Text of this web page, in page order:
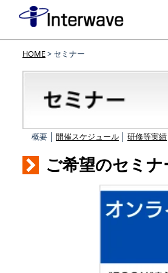
HOME> セミナー
概要 │ 開催スケジュール 研修等実績
ご希望のセミ